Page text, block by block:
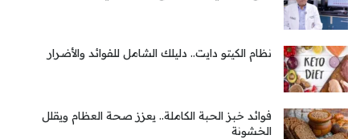
نظام الكيتو دايت.. دليلك الشامل للفوائد والأضرار
فوائد خبز الحبة الكاملة.. يعزز صحة العظام ويقلل
الخشونة